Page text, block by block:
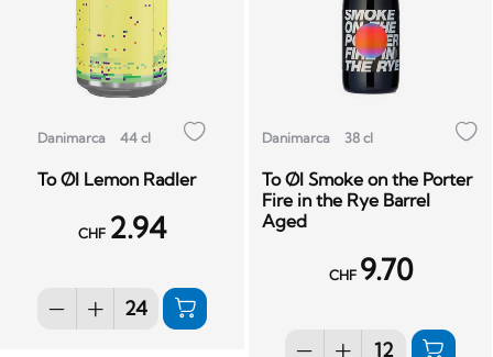
Danimarca 44 cl
To Øl Lemon Radler
CHF 2.94
Danimarca 38 cl
To Øl Smoke on the Porter
Fire in the Rye Barrel
Aged
CHF 9.70